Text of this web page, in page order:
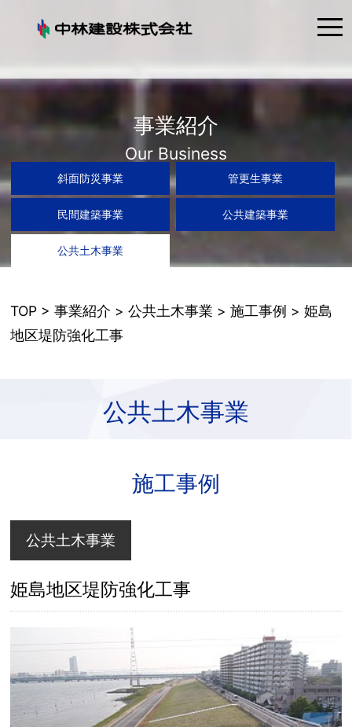
事業紹介
Our Business
斜面防災事業 管更生事業
民間建築事業 公共建築事業
公共土木事業
TOP >事業紹介 >公共土木事業 >施工事例 > 姫島
地区堤防強化工事
公共土木事業
施工事例
公共土木事業
姫島地区堤防強化工事